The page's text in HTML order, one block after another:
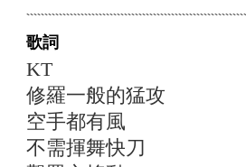
歌詞
KT
修羅一般的猛攻
空手都有風
不需揮舞快刀